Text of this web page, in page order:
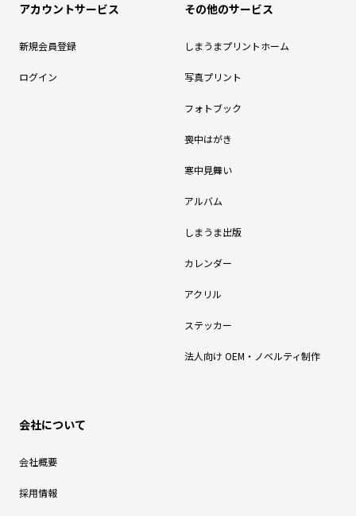
アカウントサービス
新規会員登録
ログイン
その他のサービス
しまうまプリントホーム
写真プリント
フォトブック
喪中はがき
寒中見舞い
アルバム
しまうま出版
カレンダー
アクリル
ステッカー
法人向け OEM・ノベルティ制作
会社について
会社概要
採用情報